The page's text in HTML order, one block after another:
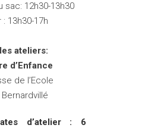
sac: 12h30-13h30
13h30-17h
ateliers:
d’Enfance
de l’Ecole
Bernardvillé
d’atelier : 6